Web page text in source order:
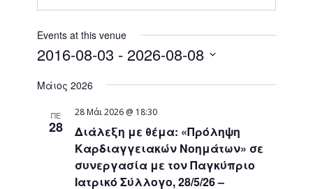
Events at this venue
2016-08-03 - 2026-08-08
date.
Μάιος 2026
ΠΕ
28
Διάλεξη με θέμα: «Πρόληψη
Καρδιαγγειακών Νοημάτων» σε
συνεργασία με τον Παγκύπριο
Ιατρικό Σύλλογο, 28/5/26 –
28 Μάι 2026 @ 18:30